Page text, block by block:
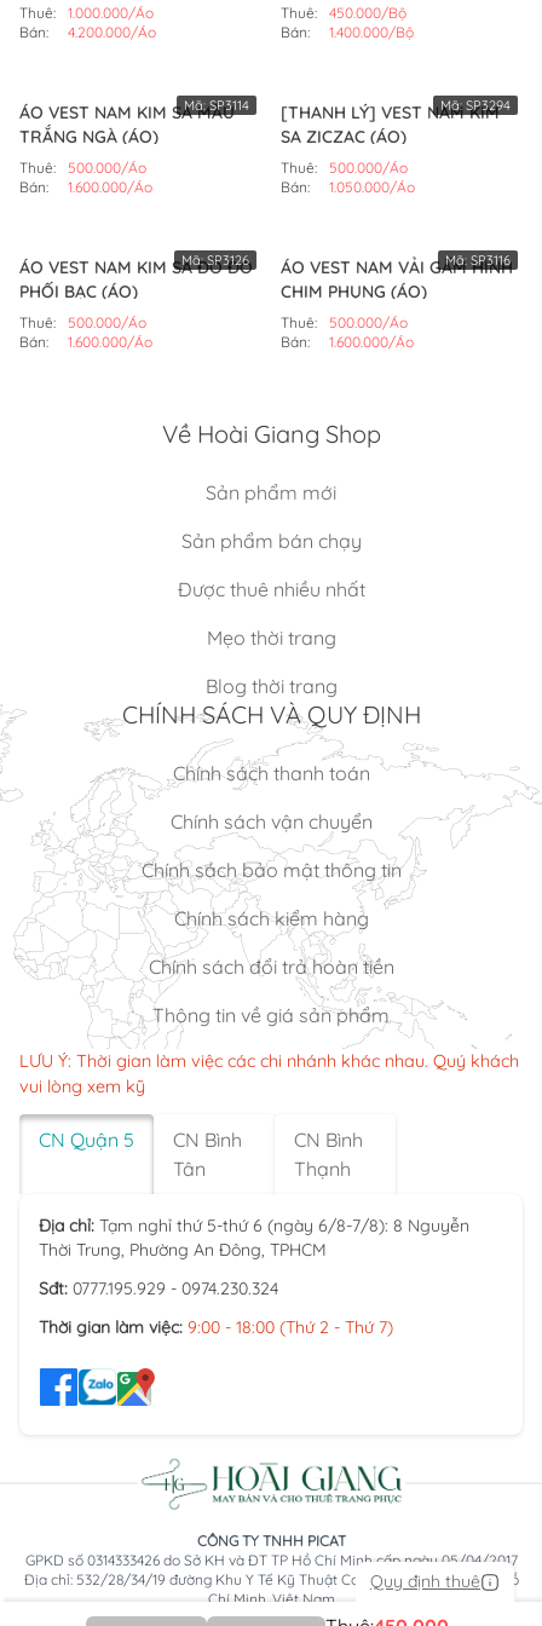
Thuê:
1.000.000/Áo
Bán:
4.200.000/Áo
Thuê:
450.000/Bộ
Bán:
1.400.000/Bộ
ÁO VEST NAM KIM SA MÀU
TRẮNG NGÀ (ÁO)
Thuê:
500.000/Áo
Bán:
1.600.000/Áo
Mã:SP3114
[THANH LÝ] VEST NAM KIM
SA ZICZAC (ÁO)
Thuê:
500.000/Áo
Bán:
1.050.000/Áo
Mã: SP3294
ÁO VEST NAM KIM SA ĐỎ ĐÔ
PHỐI BẠC (ÁO)
Thuê:
500.000/Áo
Bán:
1.600.000/Áo
Mã:SP3126
ÁO VEST NAM VẢI GẤM HÌNH
CHIM PHỤNG (ÁO)
Thuê:
500.000/Áo
Bán:
1.600.000/Áo
Mã: SP3116
Quy định thuê
Về Hoài Giang Shop
Sản phẩm mới
Sản phẩm bán chạy
Được thuê nhiều nhất
Mẹo thời trang
Blog thời trang
CHÍNH SÁCH VÀ QUY ĐỊNH
Chính sách thanh toán
Chính sách vận chuyển
Chính sách bảo mật thông tin
Chính sách kiểm hàng
Chính sách đổi trả hoàn tiền
Thông tin về giá sản phẩm
LƯU Ý: Thời gian làm việc các chi nhánh khác nhau. Quý khách
vui lòng xem kỹ
CN Quận 5
CN Bình
Tân
CN Bình
Thạnh
Địa chỉ: Tạm nghỉ thứ 5-thứ 6 (ngày 6/8-7/8): 8 Nguyễn
Thời Trung, Phường An Đông, TPHCM
Sđt: 0777.195.929 - 0974.230.324
Thời gian làm việc: 9:00 - 18:00 (Thứ 2 - Thứ 7)
CÔNG TY TNHH PICAT
GPKD số 0314333426 do Sở KH và ĐT TP Hồ Chí Minh cấp ngày 05/04/2017
Địa chỉ: 532/28/34/19 đường Khu Y Tế Kỹ Thuật Cao, Phường An Lạc, TP Hồ
Chí Minh, Việt Nam